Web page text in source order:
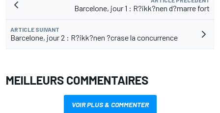
Barcelone, jour 1 : R?ikk?nen d?marre fort
ARTICLE SUIVANT
Barcelone, jour 2 : R?ikk?nen ?crase la concurrence
MEILLEURS COMMENTAIRES
VOIR PLUS & COMMENTER